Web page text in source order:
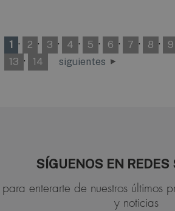
1 · 2 · 3 · 4 · 5 · 6 · 7 · 8 · 9
13 · 14 siguientes
SÍGUENOS EN REDES
para enterarte de nuestros últimos
y noticias